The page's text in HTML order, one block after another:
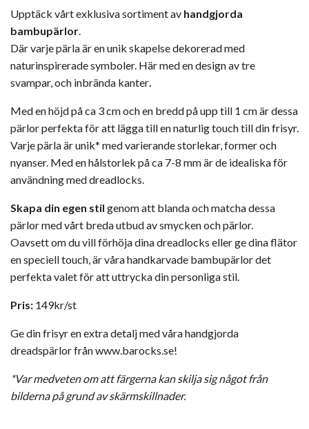
Upptäck vårt exklusiva sortiment av handgjorda
bambupärlor.
Där varje pärla är en unik skapelse dekorerad med
naturinspirerade symboler. Här med en design av tre
svampar, och inbrända kanter.
Med en höjd på ca 3 cm och en bredd på upp till 1 cm är dessa
pärlor perfekta för att lägga till en naturlig touch till din frisyr.
Varje pärla är unik* med varierande storlekar, former och
nyanser. Med en hålstorlek på ca 7-8 mm är de idealiska för
användning med dreadlocks.
Skapa din egen stil genom att blanda och matcha dessa
pärlor med vårt breda utbud av smycken och pärlor.
Oavsett om du vill förhöja dina dreadlocks eller ge dina flätor
en speciell touch, är våra handkarvade bambupärlor det
perfekta valet för att uttrycka din personliga stil.
Pris: 149kr/st
Ge din frisyr en extra detalj med våra handgjorda
dreadspärlor frånwww.barocks.se!
*Var medveten om att färgerna kan skilja sig något från
bilderna på grund av skärmskillnader.